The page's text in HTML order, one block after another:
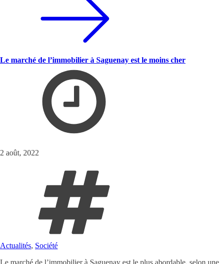
Le marché de l’immobilier à Saguenay est le moins cher
2 août, 2022
Actualités, Société
Le marché de l’immobilier à Saguenay est le plus abordable, selon une